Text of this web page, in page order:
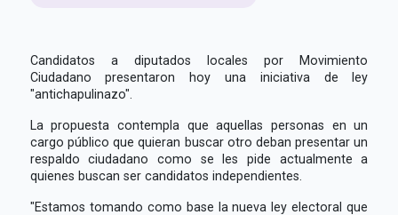
Candidatos a diputados locales por Movimiento
Ciudadano presentaron hoy una iniciativa de ley
"antichapulinazo".
La propuesta contempla que aquellas personas en un
cargo público que quieran buscar otro deban presentar un
respaldo ciudadano como se les pide actualmente a
quienes buscan ser candidatos independientes.
"Estamos tomando como base la nueva ley electoral que